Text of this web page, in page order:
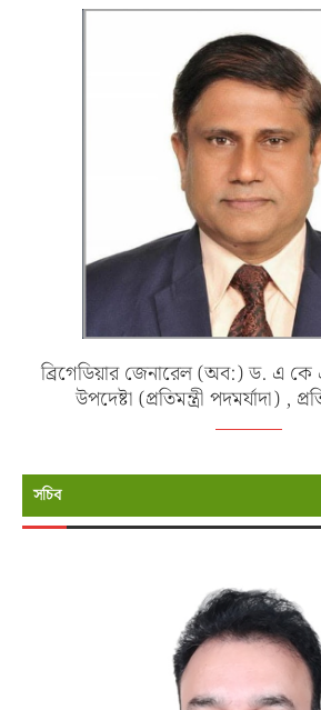
ব্রিগেডিয়ার জেনারেল (অব:) ড. এ
উপদেষ্টা (প্রতিমন্ত্রী পদমর্যাদা) ,
সচিব